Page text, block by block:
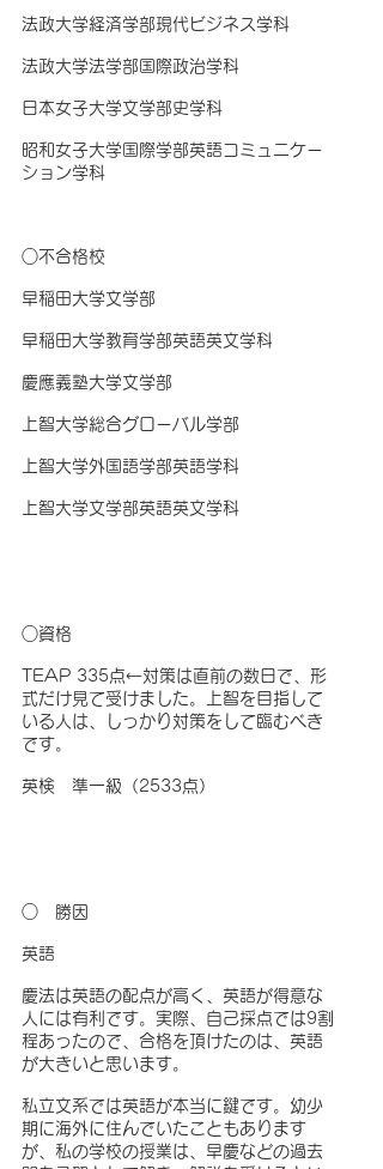
法政大学経済学部現代ビジネス学科
法政大学法学部国際政治学科
日本女子大学文学部史学科
昭和女子大学国際学部英語コミュニケー
ション学科
○不合格校
早稲田大学文学部
早稲田大学教育学部英語英文学科
慶應義塾大学文学部
上智大学総合グローバル学部
上智大学外国語学部英語学科
上智大学文学部英語英文学科
○資格
TEAP 335点←対策は直前の数日で、形
式だけ見て受けました。上智を目指して
いる人は、しっかり対策をして臨むべき
です。
英検　準一級（2533点）
○　勝因
英語
慶法は英語の配点が高く、英語が得意な
人には有利です。実際、自己採点では9割
程あったので、合格を頂けたのは、英語
が大きいと思います。
私立文系では英語が本当に鍵です。幼少
期に海外に住んでいたこともあります
が、私の学校の授業は、早慶などの過去